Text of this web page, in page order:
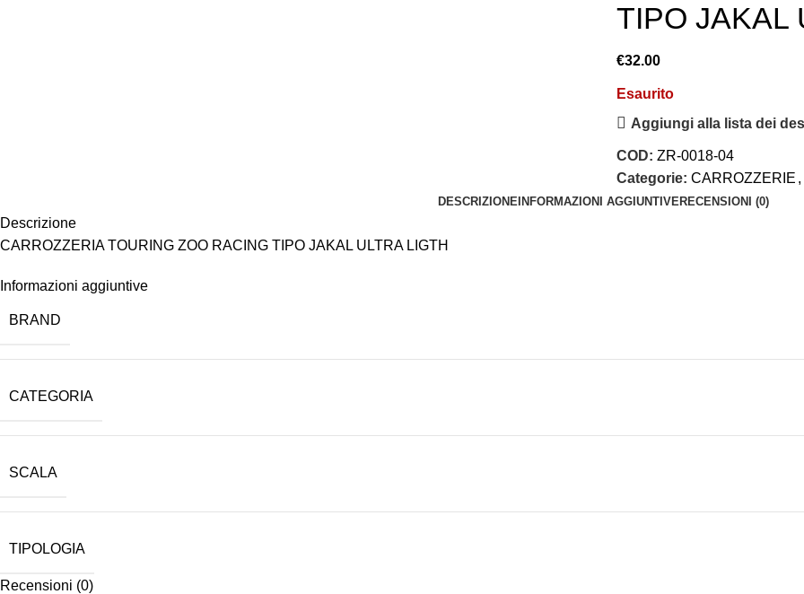
TIPO JAKAL
€32.00
Esaurito
Aggiungi alla lista dei
COD: ZR-0018-04
Categorie: CARROZZERIE ,
DESCRIZIONEINFORMAZIONI AGGIUNTIVERECENSIONI (0)
Descrizione
CARROZZERIA TOURING ZOO RACING TIPO JAKAL ULTRA LIGTH
Informazioni aggiuntive
BRAND
CATEGORIA
SCALA
TIPOLOGIA
Recensioni (0)